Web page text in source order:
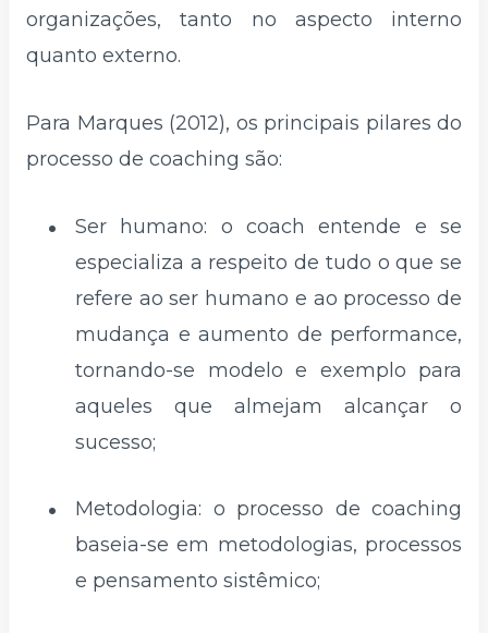
organizações, tanto no aspecto interno
quanto externo.
Para Marques (2012), os principais pilares do
processo de coaching são:
Ser humano: o coach entende e se
especializa a respeito de tudo o que se
refere ao ser humano e ao processo de
mudança e aumento de performance,
tornando-se modelo e exemplo para
aqueles que almejam alcançar o
sucesso;
Metodologia: o processo de coaching
baseia-se em metodologias, processos
e pensamento sistêmico;